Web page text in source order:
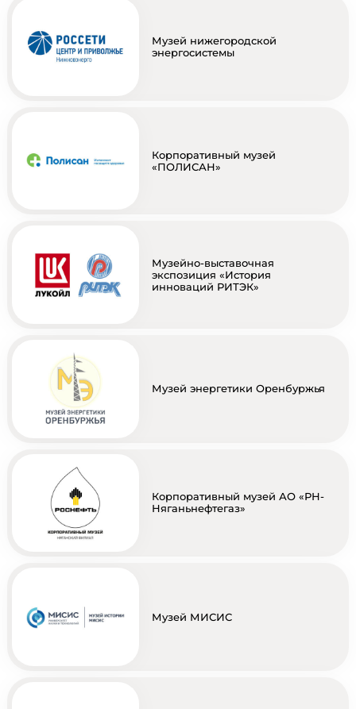
Музей нижегородской
энергосистемы
Корпоративный музей
«ПОЛИСАН»
Музейно-выставочная
экспозиция «История
инноваций РИТЭК»
Музей энергетики Оренбуржья
Корпоративный музей АО «РН-
Няганьнефтегаз»
Музей МИСИС